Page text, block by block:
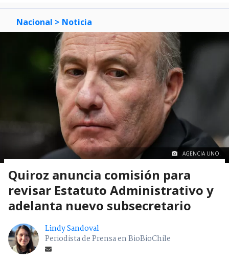
Nacional > Noticia
AGENCIA UNO.
Quiroz anuncia comisión para
revisar Estatuto Administrativo y
adelanta nuevo subsecretario
Lindy Sandoval
Periodista de Prensa en BioBioChile